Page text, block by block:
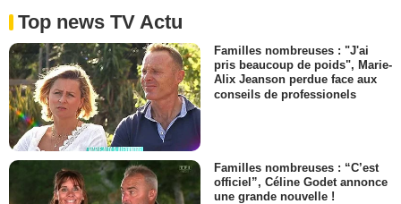
Top news TV Actu
Familles nombreuses : "J'ai
pris beaucoup de poids", Marie-
Alix Jeanson perdue face aux
conseils de professionels
Familles nombreuses : “C’est
officiel”, Céline Godet annonce
une grande nouvelle !